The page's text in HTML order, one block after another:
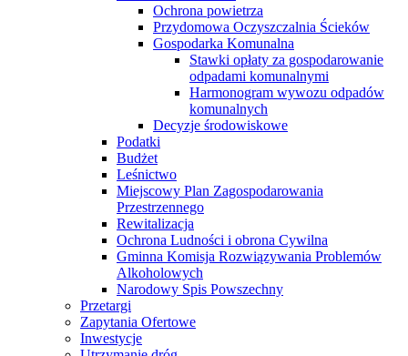
Ochrona powietrza
Przydomowa Oczyszczalnia Ścieków
Gospodarka Komunalna
Stawki opłaty za gospodarowanie
odpadami komunalnymi
Harmonogram wywozu odpadów
komunalnych
Decyzje środowiskowe
Podatki
Budżet
Leśnictwo
Miejscowy Plan Zagospodarowania
Przestrzennego
Rewitalizacja
Ochrona Ludności i obrona Cywilna
Gminna Komisja Rozwiązywania Problemów
Alkoholowych
Narodowy Spis Powszechny
Przetargi
Zapytania Ofertowe
Inwestycje